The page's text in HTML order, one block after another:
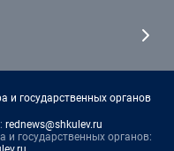
и государственных органов
rednews@shkulev.ru
государственных органов: